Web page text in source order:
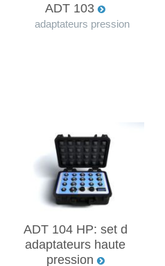
ADT 103
adaptateurs pression
ADT 104 HP: set d
adaptateurs haute
pression